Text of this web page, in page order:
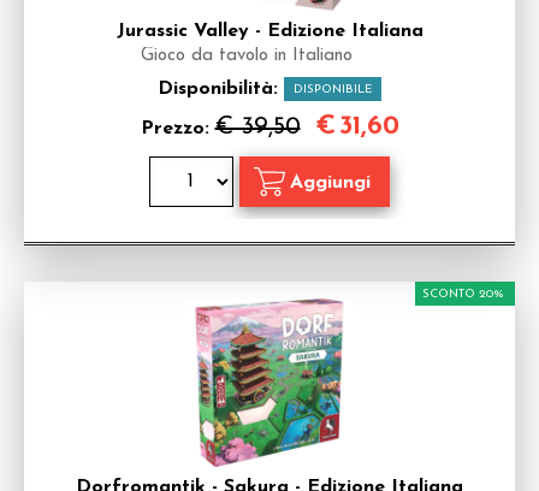
Jurassic Valley - Edizione Italiana
Gioco da tavolo in Italiano
Disponibilità: DISPONIBILE
Prezzo:€ 39,50 € 31,60
SCONTO 20%